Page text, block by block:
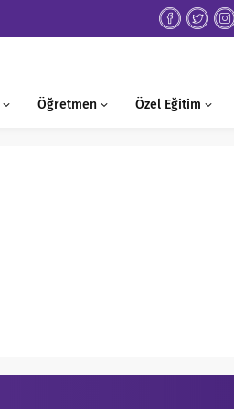
Öğretmen Özel Eğitim